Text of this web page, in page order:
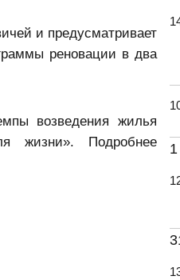
и предусматривает
реновации в два
возведения жилья
жизни». Подробнее